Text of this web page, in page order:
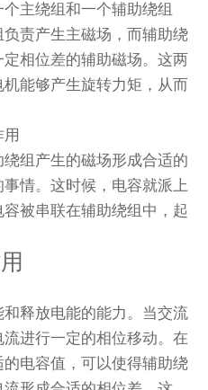
主绕组和一个辅助绕组
负责产生主磁场，而辅助绕
相位差的辅助磁场。这两
能够产生旋转力矩，从而
组产生的磁场形成合适的
情。这时候，电容就派上
被串联在辅助绕组中，起
释放电能的能力。当交流
进行一定的相位移动。在
电容值，可以使得辅助绕